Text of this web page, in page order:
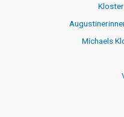
Kloster
Michaels